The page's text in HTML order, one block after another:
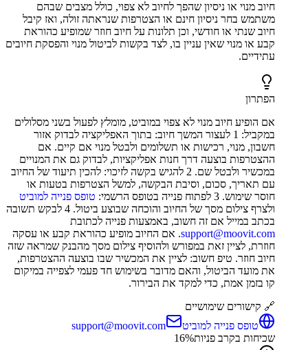
חיוב מנוי או ניסיון שהפך לחיוב לא צפוי, כולל מצבים שבהם
משתמש בחר ניסיון חינם או הצטרפות שנראתה זולה, ואז קיבל
חיוב שנתי או חודשי, וכן תלונות על חיוב חוזר שמופיע כהוראת
קבע או מנוי שאין עניין בו, לצד בקשות לביטול מנוי והפסקת חיובים
עתידיים.
הפתרון
אם הופיע חיוב מנוי לא צפוי במוביט, מומלץ לפעול בשני מסלולים
במקביל: 1 לעצור המשך חיוב: בתוך האפליקציה לבדוק אזור
חשבון, מנוי, רכישות או תשלומים ולבטל מנוי אם קיים. אם
ההצטרפות בוצעה דרך חנות אפליקציות, לבדוק גם את המנויים
במכשיר ולבטל שם. 2 להגיש בקשה לזיכוי: להכין תיעוד של החיוב
עם תאריך, סכום, וסיבת הבקשה, למשל הצטרפות בטעות או
חוסר שימוש. 3 לפתוח פנייה בטופס הרשמי:
טופס פנייה למוביט
ולצרף צילום מסך של החיוב והוכחה שבוצע ביטול. 4 לבקש תשובה
בכתב במייל אם זה חשוב, באמצעות פנייה לכתובת
support@moovit.com. אם החיוב מופיע כהוראת קבע או עסקה
חוזרת, לציין זאת במפורש ולהוסיף צילום מסך מהבנק שמראה שזה
חיוב חוזר. טיפ חשוב: לציין את המכשיר שבו בוצעה ההצטרפות,
את מועד הביטול, והאם מדובר בשימוש חד פעמי לצפייה במיקום
קו בזמן אמת, כדי למקד את הבירור.
🔗 קישורים שימושיים
טופס פנייה למוביט
support@moovit.com
שכיחות בקרב פניות
16%